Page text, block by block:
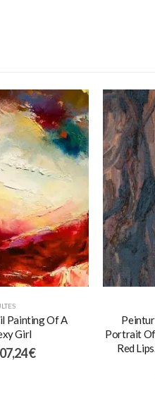
Painting Of A
Girl
€
Portrait
Red